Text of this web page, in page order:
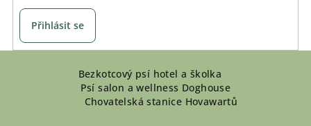
Přihlásit se
Bezkotcový psí hotel a školka
Psí salon a wellness Doghouse
Chovatelská stanice Hovawartů